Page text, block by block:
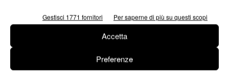
Gestisci 1771 fornitori Per saperne di più su questi scopi
Accetta
Preferenze
Registrazione Emas per lo
stabilimento Burgo Group di
Verzuolo
Accordo di collaborazione tra